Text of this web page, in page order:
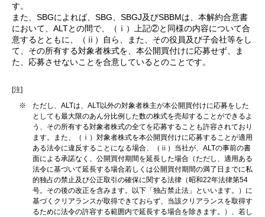
す。
また、SBGによれば、SBG、SBGJ及びSBBMは、本解約合意書
において、ALTとの間で、（ⅰ）上記②と同様の内容について合
意するとともに、（ⅱ）自ら、また、その役員及び子会社等をし
て、その所有する対象者株式を、本公開買付けに応募せず、ま
た、応募させないことを合意しているとのことです。
[注]
※
ただし、ALTは、ALT以外の対象者株主が本公開買付けに応募をした
としても最大限のあん分比例した数の株式を売却することができるよ
う、その所有する対象者株式の全てを応募することも許容されており
ます。また、（ⅰ）対象者株式を本公開買付けに応募することが適用
ある法令に違反することになる場合、（ⅱ）当社が、ALTの事前の書
面による承諾なく、公開買付期間を延長した場合（ただし、適用ある
法令に基づいて延長する場合若しくは公開買付期間の満了日までに私
的独占の禁止及び公正取引の確保に関する法律（昭和22年法律第54
号。その後の改正を含みます。以下「独占禁止法」といいます。）に
基づくクリアランスが取得できておらず、当該クリアランスを取得す
るために法令の許容する範囲内で延長する場合を除きます。）、若し